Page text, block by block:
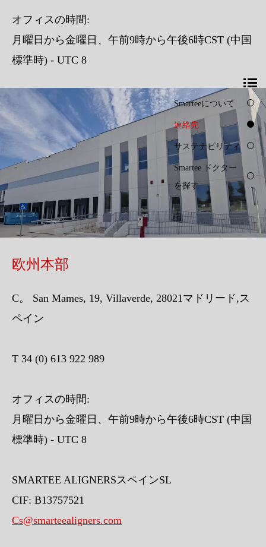
Smarteeについて
連絡先
サステナビリティ
Smartee ドクター
を探す
オフィスの時間:
月曜日から金曜日、午前9時から午後6時CST (中国
標準時) - UTC 8
欧州本部
C。 San Mames, 19, Villaverde, 28021マドリード,ス
ペイン
T 34 (0) 613 922 989
オフィスの時間:
月曜日から金曜日、午前9時から午後6時CST (中国
標準時) - UTC 8
SMARTEE ALIGNERSスペインSL
CIF: B13757521
Cs@smarteealigners.com